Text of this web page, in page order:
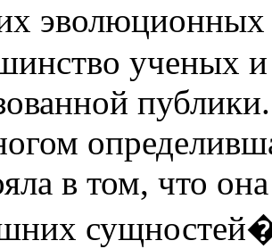
эволюционных
ученых
в том, что
сущностей�